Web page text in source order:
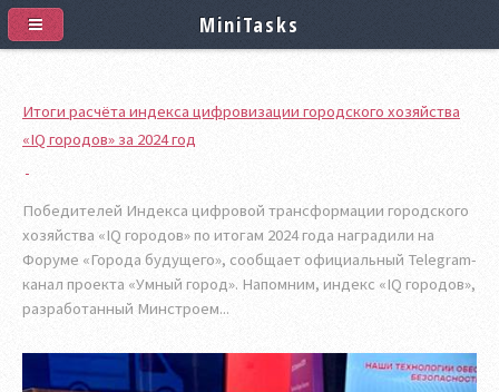
Итоги расчёта индекса цифровизации городского хозяйства
«IQ городов» за 2024 год
Победителей Индекса цифровой трансформации городского
хозяйства «IQ городов» по итогам 2024 года наградили на
Форуме «Города будущего», сообщает официальный Telegram-
канал проекта «Умный город». Напомним, индекс «IQ городов»,
разработанный Минстроем...
MiniTasks